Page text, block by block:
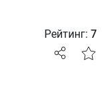
Рейтинг: 7